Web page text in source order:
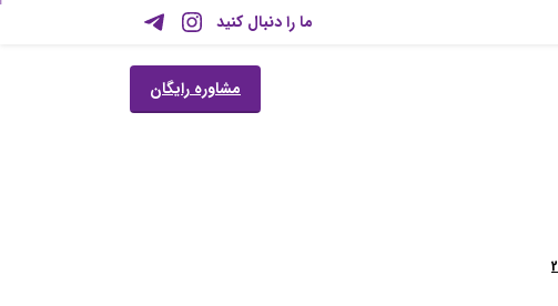
ما را دنبال کنید
مشاوره رایگان